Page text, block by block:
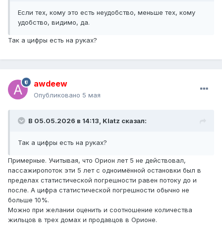
Если тех, кому это есть неудобство, меньше тех, кому
удобство, видимо, да.
Так а цифры есть на руках?
awdeew
Опубликовано 5 мая
В 05.05.2026 в 14:13, Klatz сказал:
Так а цифры есть на руках?
Примерные. Учитывая, что Орион лет 5 не действовал,
пассажиропоток эти 5 лет с одноимённой остановки был в
пределах статистической погрешности равен потоку до и
после. А цифра статистической погрешности обычно не
больше 10%.
Можно при желании оценить и соотношение количества
жильцов в трех домах и продавцов в Орионе.